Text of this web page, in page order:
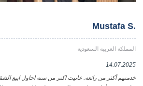
Mustafa S.
المملكة العربية السعودية
14.07.2025
خدمتهم أكثر من رائعه. عانيت اكتر من سنه احاول ابيع